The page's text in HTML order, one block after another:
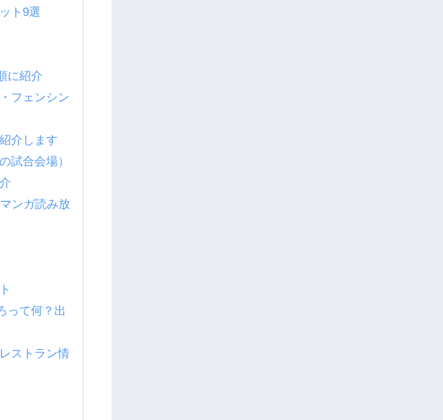
ト9選
に紹介
フェンシン
介します
試合会場）
ンガ読み放
って何？出
ストラン情